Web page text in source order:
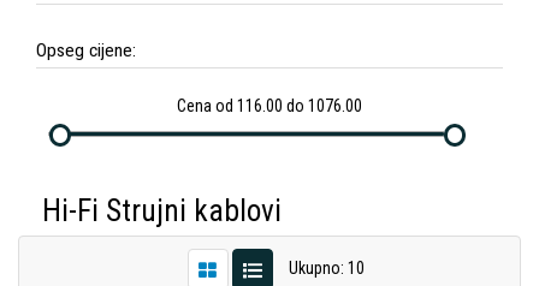
Opseg cijene:
Cena od 116.00 do 1076.00
Hi-Fi Strujni kablovi
Ukupno: 10